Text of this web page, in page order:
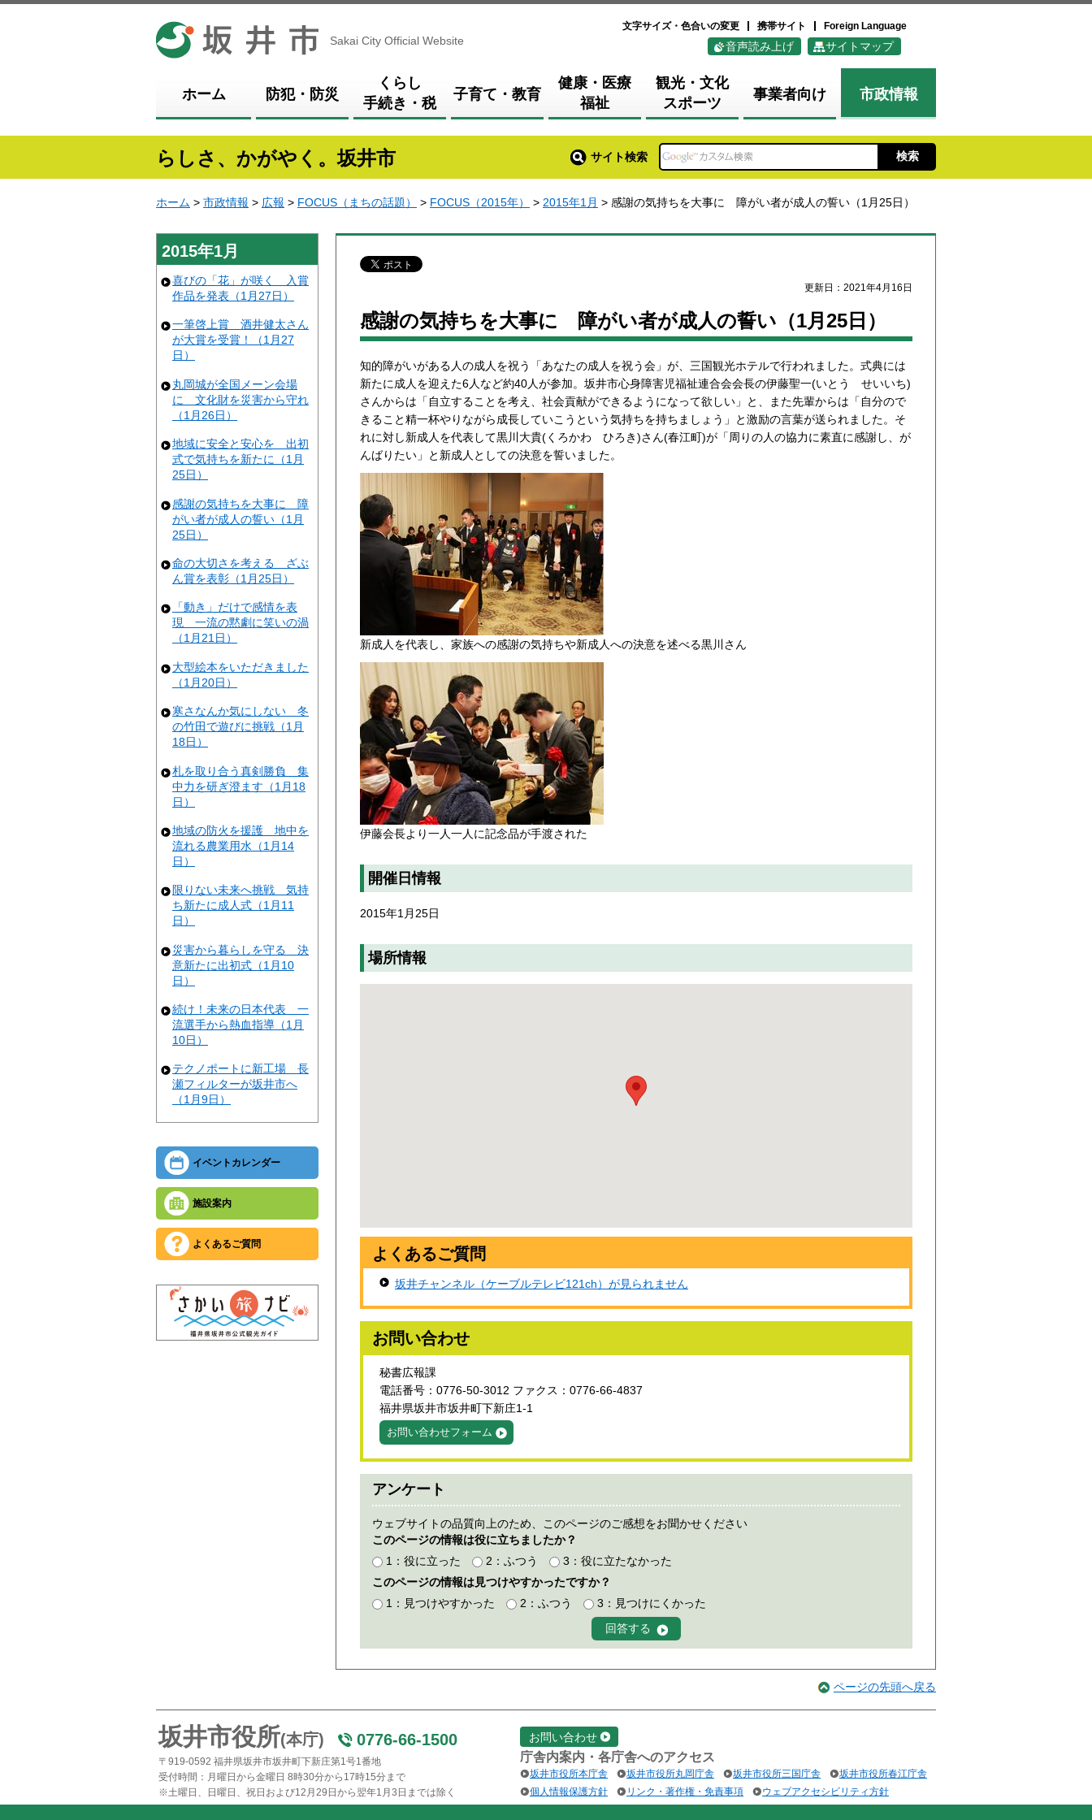
坂井市
Sakai City Official Website
文字サイズ・色合いの変更 携帯サイト Foreign Language
音声読み上げ サイトマップ
ホーム 防犯・防災
くらし
手続き・税
子育て・教育
健康・医療
福祉
観光・文化
スポーツ
事業者向け 市政情報
らしさ、かがやく。坂井市 サイト検索
ホーム > 市政情報 > 広報 > FOCUS（まちの話題） > FOCUS（2015年） > 2015年1月 > 感謝の気持ちを大事に 障がい者が成人の誓い（1月25日）
2015年1月
喜びの「花」が咲く 入賞
作品を発表（1月27日）
一筆啓上賞 酒井健太さん
が大賞を受賞！（1月27
日）
丸岡城が全国メーン会場
に 文化財を災害から守れ
（1月26日）
地域に安全と安心を 出初
式で気持ちを新たに（1月
25日）
感謝の気持ちを大事に 障
がい者が成人の誓い（1月
25日）
命の大切さを考える ざぶ
ん賞を表彰（1月25日）
「動き」だけで感情を表
現 一流の黙劇に笑いの渦
（1月21日）
大型絵本をいただきました
（1月20日）
寒さなんか気にしない 冬
の竹田で遊びに挑戦（1月
18日）
札を取り合う真剣勝負 集
中力を研ぎ澄ます（1月18
日）
地域の防火を援護 地中を
流れる農業用水（1月14
日）
限りない未来へ挑戦 気持
ち新たに成人式（1月11
日）
災害から暮らしを守る 決
意新たに出初式（1月10
日）
続け！未来の日本代表 一
流選手から熱血指導（1月
10日）
テクノポートに新工場 長
瀬フィルターが坂井市へ
（1月9日）
イベントカレンダー
施設案内
よくあるご質問
更新日：2021年4月16日
感謝の気持ちを大事に 障がい者が成人の誓い（1月25日）
知的障がいがある人の成人を祝う「あなたの成人を祝う会」が、三国観光ホテルで行われました。式典には
新たに成人を迎えた6人など約40人が参加。坂井市心身障害児福祉連合会会長の伊藤聖一(いとう せいいち)
さんからは「自立することを考え、社会貢献ができるようになって欲しい」と、また先輩からは「自分ので
きること精一杯やりながら成長していこうという気持ちを持ちましょう」と激励の言葉が送られました。そ
れに対し新成人を代表して黒川大貴(くろかわ ひろき)さん(春江町)が「周りの人の協力に素直に感謝し、が
んばりたい」と新成人としての決意を誓いました。
新成人を代表し、家族への感謝の気持ちや新成人への決意を述べる黒川さん
伊藤会長より一人一人に記念品が手渡された
開催日情報
2015年1月25日
場所情報
よくあるご質問
坂井チャンネル（ケーブルテレビ121ch）が見られません
お問い合わせ
秘書広報課
電話番号：0776-50-3012 ファクス：0776-66-4837
福井県坂井市坂井町下新庄1-1
お問い合わせフォーム
アンケート
ウェブサイトの品質向上のため、このページのご感想をお聞かせください
このページの情報は役に立ちましたか？
1：役に立った
2：ふつう
3：役に立たなかった
このページの情報は見つけやすかったですか？
1：見つけやすかった
2：ふつう 3：見つけにくかった
ページの先頭へ戻る
坂井市役所(本庁) 0776-66-1500
〒919-0592 福井県坂井市坂井町下新庄第1号1番地
受付時間：月曜日から金曜日 8時30分から17時15分まで
※土曜日、日曜日、祝日および12月29日から翌年1月3日までは除く
お問い合わせ
庁舎内案内・各庁舎へのアクセス
坂井市役所本庁舎 坂井市役所丸岡庁舎 坂井市役所三国庁舎
坂井市役所春江庁舎
個人情報保護方針
リンク・著作権・免責事項 ウェブアクセシビリティ方針